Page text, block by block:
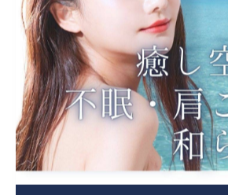
🕙 営業時間 10:00〜18:00
📅 完全予約制
📩 ご予約・お問い合わせはプロフ
福岡市でヘッドスパなら、「
ッドスパサロン」へ！ 福岡県福岡市
歩5分の女性専用リラクゼーションサ